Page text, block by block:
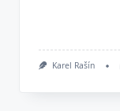
Karel Rašín